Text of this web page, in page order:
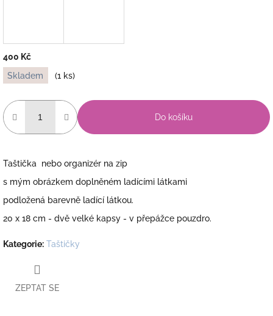
400 Kč
Měrná
cena:
Skladem (1 ks)
Do košíku
Taštička nebo organizér na zip
s mým obrázkem doplněném ladícími látkami
podložená barevně ladící látkou.
20 x 18 cm - dvě velké kapsy - v přepážce pouzdro.
Kategorie: Taštičky
ZEPTAT SE